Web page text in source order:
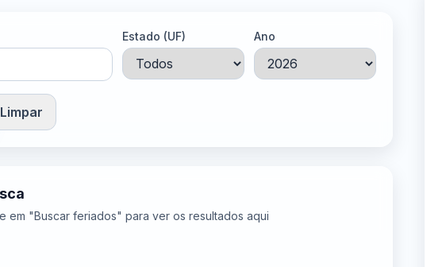
Estado (UF) Ano
Limpar
em "Buscar feriados" para ver os resultados aqui